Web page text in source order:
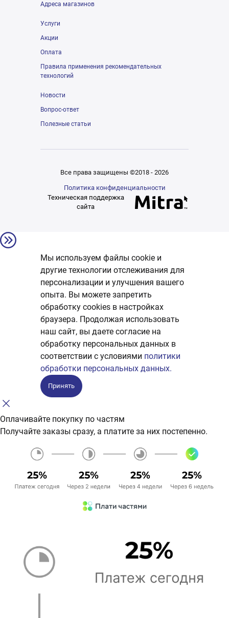
Адреса магазинов
Услуги
Акции
Оплата
Правила применения рекомендательных
технологий
Новости
Вопрос-ответ
Полезные статьи
Все права защищены ©2018 - 2026
Политика конфиденциальности
Техническая поддержка
сайта
Мы используем файлы cookie и
другие технологии отслеживания для
персонализации и улучшения вашего
опыта. Вы можете запретить
обработку сookies в настройках
браузера. Продолжая использовать
наш сайт, вы даете согласие на
обработку персональных данных в
соответствии с условиями политики
обработки персональных данных.
Принять
Оплачивайте покупку по частям
Получайте заказы сразу, а платите за них постепенно.